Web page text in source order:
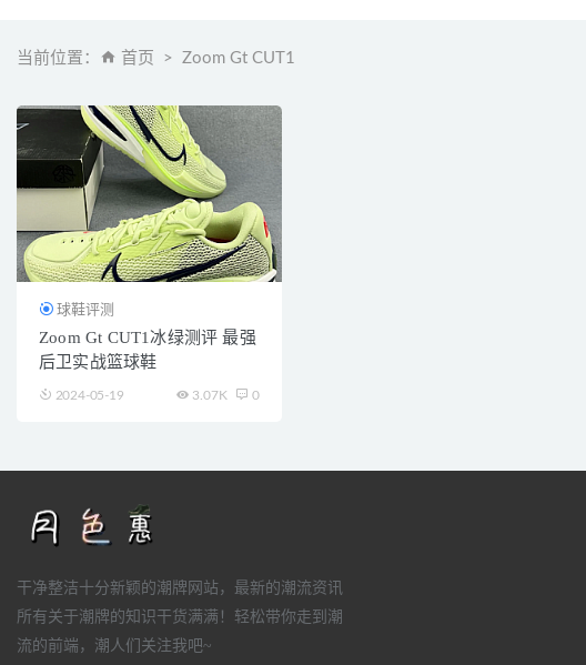
当前位置： 首页 Zoom Gt CUT1
球鞋评测
Zoom Gt CUT1冰绿测评 最强
后卫实战篮球鞋
2024-05-19 3.07K 0
干净整洁十分新颖的潮牌网站，最新的潮流资讯
所有关于潮牌的知识干货满满！轻松带你走到潮
流的前端，潮人们关注我吧~